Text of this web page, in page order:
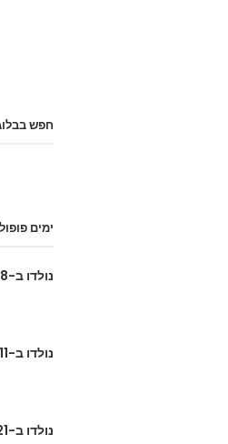
חפש
ימים
נולדו ב-8 בנובמבר
נולדו ב-11 ביולי
נולדו ב-21 בפברואר